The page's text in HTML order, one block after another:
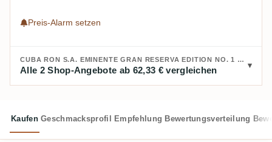
Preis-Alarm setzen
CUBA RON S.A. EMINENTE GRAN RESERVA EDITION NO. 1 2013 KAUFEN:
Alle 2 Shop-Angebote ab 62,33 € vergleichen
Kaufen Geschmacksprofil Empfehlung Bewertungsverteilung